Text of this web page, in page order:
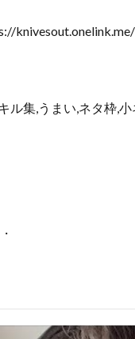
ル集,うまい,ネタ枠,